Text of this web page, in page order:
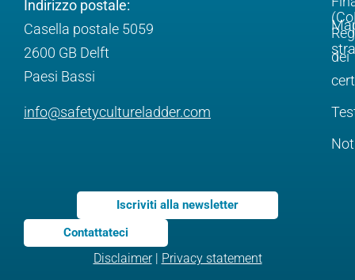
Indirizzo postale:
Casella postale 5059
2600 GB Delft
Paesi Bassi
info@safetycultureladder.com
dei
Iscriviti alla newsletter
Contattateci
Disclaimer| Privacy statement